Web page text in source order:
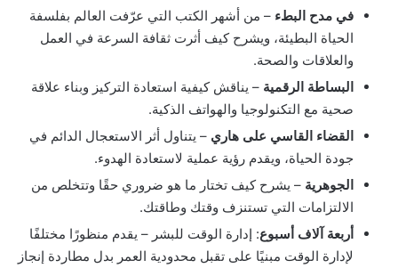
في مدح البطء – من أشهر الكتب التي عرّفت العالم بفلسفة
الحياة البطيئة، ويشرح كيف أثرت ثقافة السرعة في العمل
والعلاقات والصحة.
البساطة الرقمية – يناقش كيفية استعادة التركيز وبناء علاقة
صحية مع التكنولوجيا والهواتف الذكية.
القضاء القاسي على هاري – يتناول أثر الاستعجال الدائم في
جودة الحياة، ويقدم رؤية عملية لاستعادة الهدوء.
الجوهرية – يشرح كيف تختار ما هو ضروري حقًا وتتخلص من
الالتزامات التي تستنزف وقتك وطاقتك.
أربعة آلاف أسبوع: إدارة الوقت للبشر – يقدم منظورًا مختلفًا
لإدارة الوقت مبنيًا على تقبل محدودية العمر بدل مطاردة إنجاز